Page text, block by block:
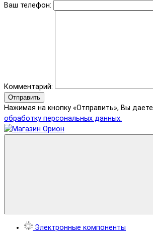
Ваш телефон:
Комментарий:
Отправить
Нажимая на кнопку «Отправить», Вы даете
обработку персональных данных.
Электронные компоненты